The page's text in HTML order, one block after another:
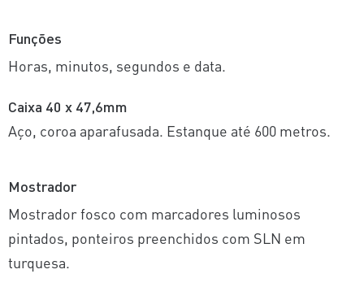
Funções
Horas, minutos, segundos e data.
Caixa 40 x 47,6mm
Aço, coroa aparafusada. Estanque até 600 metros.
Mostrador
Mostrador fosco com marcadores luminosos
pintados, ponteiros preenchidos com SLN em
turquesa.